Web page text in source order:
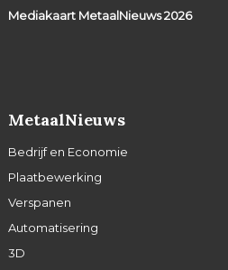
Mediakaart MetaalNieuws2026
MetaalNieuws
Bedrijf en Economie
Plaatbewerking
Verspanen
Automatisering
3D